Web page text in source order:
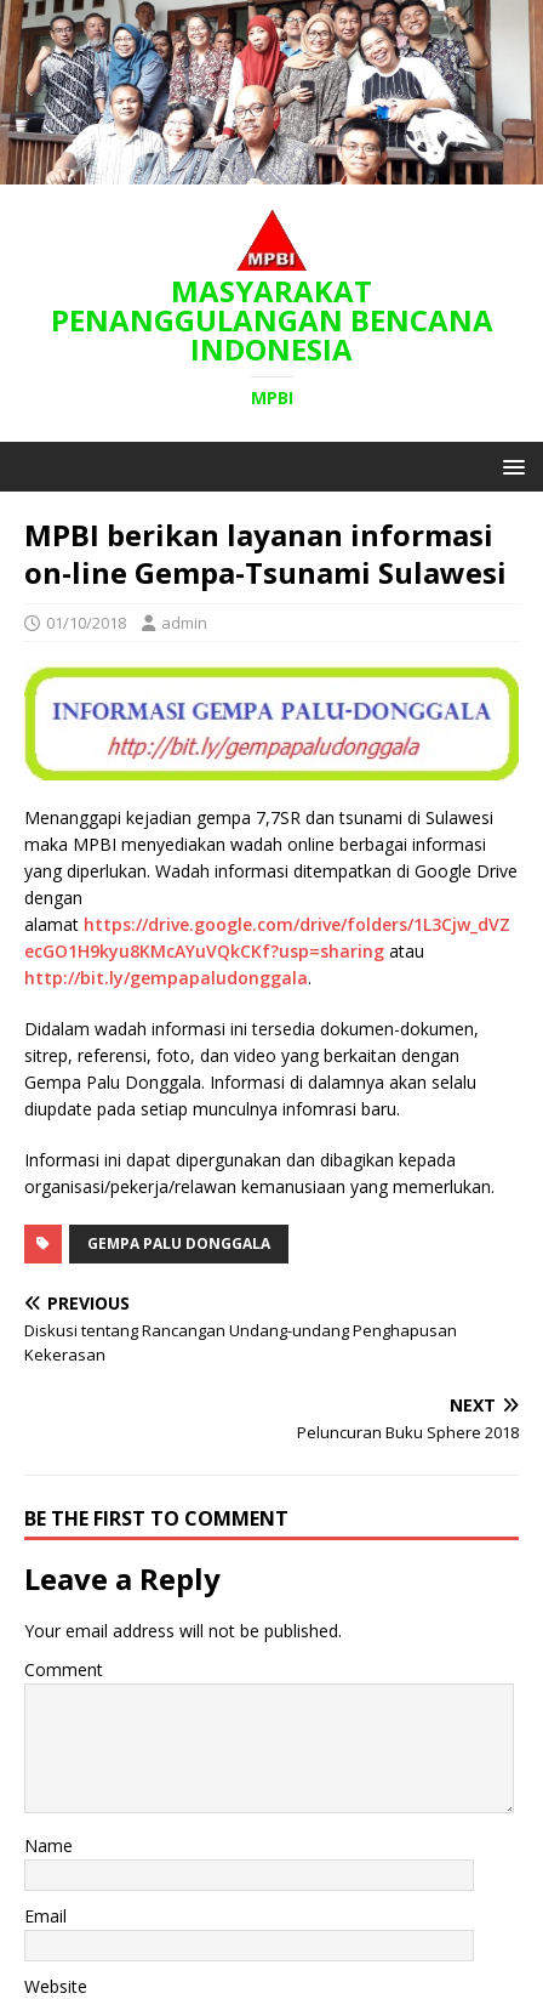
MASYARAKAT
PENANGGULANGAN BENCANA
INDONESIA
MPBI
MPBI berikan layanan informasi
on-line Gempa-Tsunami Sulawesi
01/10/2018 admin
Menanggapi kejadian gempa 7,7SR dan tsunami di Sulawesi
maka MPBI menyediakan wadah online berbagai informasi
yang diperlukan. Wadah informasi ditempatkan di Google Drive
dengan
alamat https://drive.google.com/drive/folders/1L3Cjw_dVZ
ecGO1H9kyu8KMcAYuVQkCKf?usp=sharing atau
http://bit.ly/gempapaludonggala.
Didalam wadah informasi ini tersedia dokumen-dokumen,
sitrep, referensi, foto, dan video yang berkaitan dengan
Gempa Palu Donggala. Informasi di dalamnya akan selalu
diupdate pada setiap munculnya infomrasi baru.
Informasi ini dapat dipergunakan dan dibagikan kepada
organisasi/pekerja/relawan kemanusiaan yang memerlukan.
GEMPA PALU DONGGALA
PREVIOUS
Diskusi tentang Rancangan Undang-undang Penghapusan
Kekerasan
NEXT
Peluncuran Buku Sphere 2018
BE THE FIRST TO COMMENT
Leave a Reply
Your email address will not be published.
Comment
Name
Email
Website